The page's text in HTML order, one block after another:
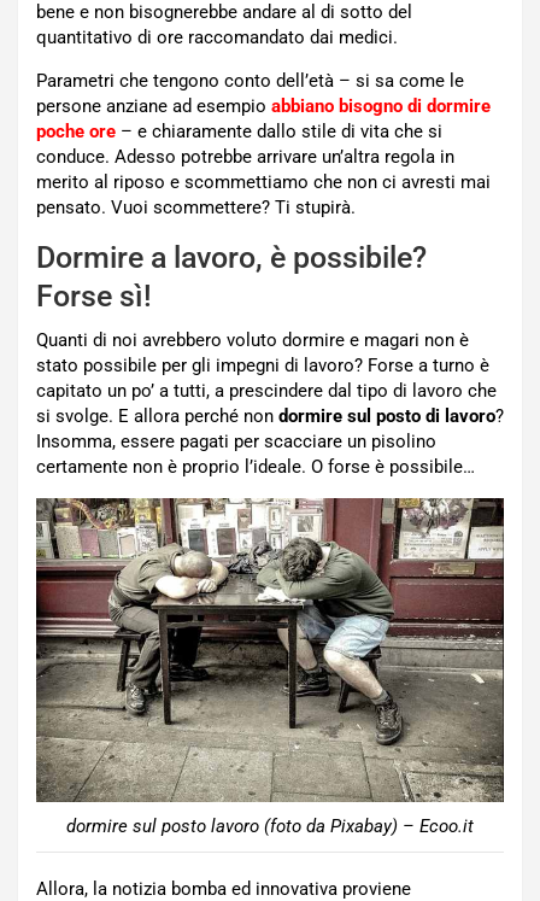
bene e non bisognerebbe andare al di sotto del
quantitativo di ore raccomandato dai medici.
Parametri che tengono conto dell’età – si sa come le
persone anziane ad esempio abbiano bisogno di dormire
poche ore – e chiaramente dallo stile di vita che si
conduce. Adesso potrebbe arrivare un’altra regola in
merito al riposo e scommettiamo che non ci avresti mai
pensato. Vuoi scommettere? Ti stupirà.
Dormire a lavoro, è possibile?
Forse sì!
Quanti di noi avrebbero voluto dormire e magari non è
stato possibile per gli impegni di lavoro? Forse a turno è
capitato un po’ a tutti, a prescindere dal tipo di lavoro che
si svolge. E allora perché non dormire sul posto di lavoro?
Insomma, essere pagati per scacciare un pisolino
certamente non è proprio l’ideale. O forse è possibile…
dormire sul posto lavoro (foto da Pixabay) – Ecoo.it
Allora, la notizia bomba ed innovativa proviene